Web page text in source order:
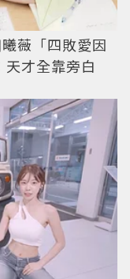
薇「四敗愛因
才全靠旁白